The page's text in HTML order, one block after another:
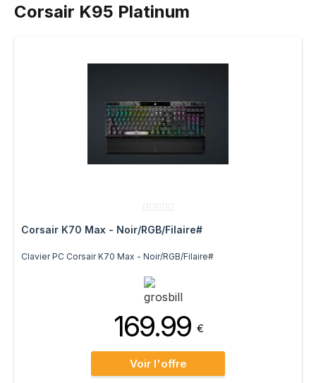
Corsair K95 Platinum
Corsair K70 Max - Noir/RGB/Filaire#
Clavier PC Corsair K70 Max - Noir/RGB/Filaire#
169.99€
Voir l'offre